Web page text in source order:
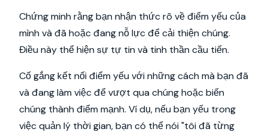
Chứng minh rằng bạn nhận thức rõ về điểm yếu của
mình và đã hoặc đang nỗ lực để cải thiện chúng.
Điều này thể hiện sự tự tin và tinh thần cầu tiến.
Cố gắng kết nối điểm yếu với những cách mà bạn đã
và đang làm việc để vượt qua chúng hoặc biến
chúng thành điểm mạnh. Ví dụ, nếu bạn yếu trong
việc quản lý thời gian, bạn có thể nói "tôi đã từng